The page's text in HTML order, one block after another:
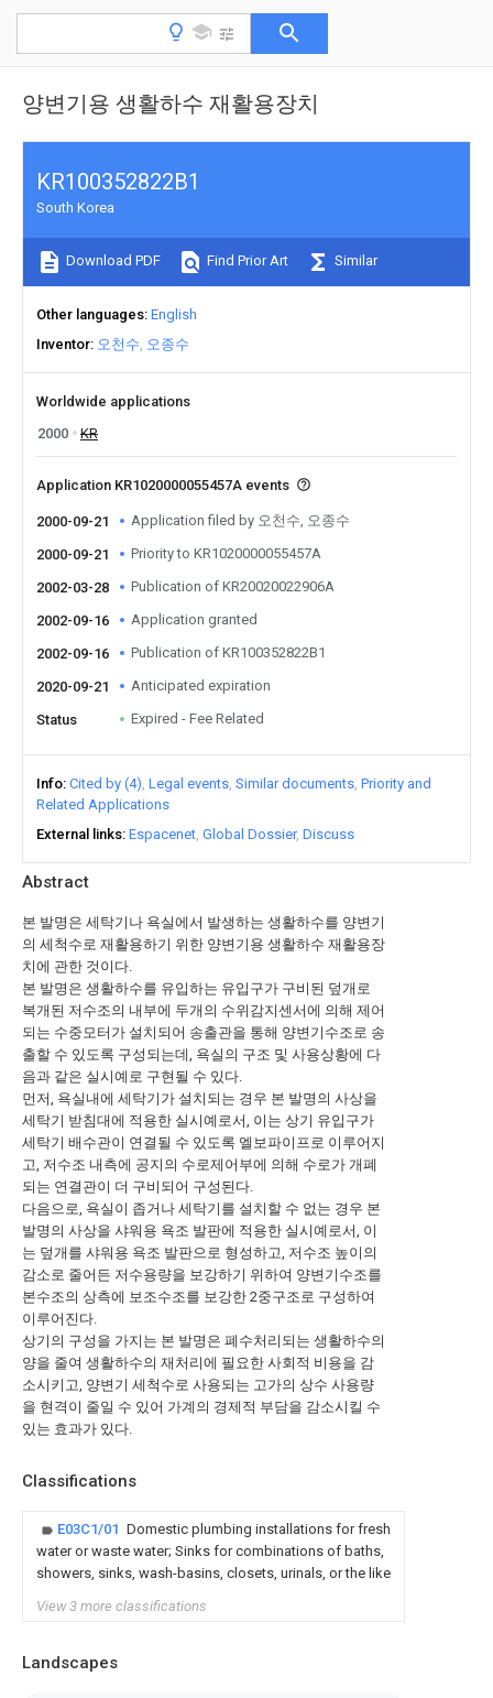
양변기용 생활하수 재활용장치
Abstract
본 발명은 세탁기나 욕실에서 발생하는 생활하수를 양변기
의 세척수로 재활용하기 위한 양변기용 생활하수 재활용장
치에 관한 것이다.
본 발명은 생활하수를 유입하는 유입구가 구비된 덮개로
복개된 저수조의 내부에 두개의 수위감지센서에 의해 제어
되는 수중모터가 설치되어 송출관을 통해 양변기수조로 송
출할 수 있도록 구성되는데, 욕실의 구조 및 사용상황에 다
음과 같은 실시예로 구현될 수 있다.
먼저, 욕실내에 세탁기가 설치되는 경우 본 발명의 사상을
세탁기 받침대에 적용한 실시예로서, 이는 상기 유입구가
세탁기 배수관이 연결될 수 있도록 엘보파이프로 이루어지
고, 저수조 내측에 공지의 수로제어부에 의해 수로가 개폐
되는 연결관이 더 구비되어 구성된다.
다음으로, 욕실이 좁거나 세탁기를 설치할 수 없는 경우 본
발명의 사상을 샤워용 욕조 발판에 적용한 실시예로서, 이
는 덮개를 샤워용 욕조 발판으로 형성하고, 저수조 높이의
감소로 줄어든 저수용량을 보강하기 위하여 양변기수조를
본수조의 상측에 보조수조를 보강한 2중구조로 구성하여
이루어진다.
상기의 구성을 가지는 본 발명은 폐수처리되는 생활하수의
양을 줄여 생활하수의 재처리에 필요한 사회적 비용을 감
소시키고, 양변기 세척수로 사용되는 고가의 상수 사용량
을 현격이 줄일 수 있어 가계의 경제적 부담을 감소시킬 수
있는 효과가 있다.
Classifications
E03C1/01 Domestic plumbing installations for fresh
water or waste water; Sinks for combinations of baths,
showers, sinks, wash-basins, closets, urinals, or the like
View 3 more classifications
Landscapes
KR100352822B1
South Korea
Download PDF Find Prior Art Similar
Other languages English
Inventor 오천수 오종수
Worldwide applications
2000
KR
Application KR1020000055457A events
2000-09-21 Application filed by 오천수, 오종수
2000-09-21 Priority to KR1020000055457A
2002-03-28 Publication of KR20020022906A
2002-09-16 Application granted
2002-09-16 Publication of KR100352822B1
2020-09-21 Anticipated expiration
Status Expired - Fee Related
Info Cited by (4) Legal events Similar documents Priority and
Related Applications
External links Espacenet Global Dossier Discuss